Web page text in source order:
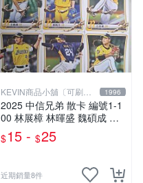
KEVIN商品小舖〔可刷
卡〕
1996
2025 中信兄弟 散卡 編號1-1
00 林展樟 林暉盛 魏碩成 王
凱程 鄭凱文 江忠城 彭識穎
柯威士 游竣宥 勝騎士 羅戈
$15 - $25
近期銷量8件